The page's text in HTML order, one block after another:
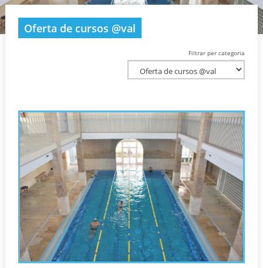
València en esport
Portal de Transparència
Oferta de cursos @val
Filtrar per categoria